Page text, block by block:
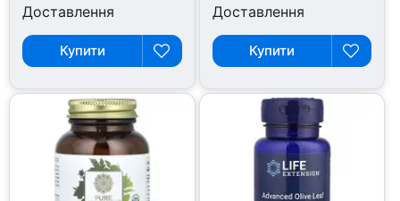
Доставлення
Купити
Доставлення
Купити